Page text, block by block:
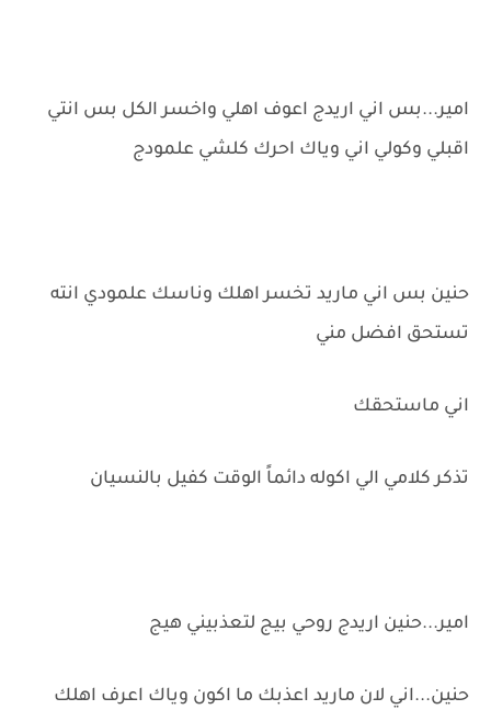
امير...بس اني اريدج اعوف اهلي واخسر الكل بس انتي
اقبلي وكولي اني وياك احرك كلشي علمودج
حنين بس اني ماريد تخسر اهلك وناسك علمودي انته
تستحق افضل مني
اني ماستحقك
تذكر كلامي الي اكوله دائماً الوقت كفيل بالنسيان
امير...حنين اريدج روحي بيج لتعذبيني هيج
حنين...اني لان ماريد اعذبك ما اكون وياك اعرف اهلك